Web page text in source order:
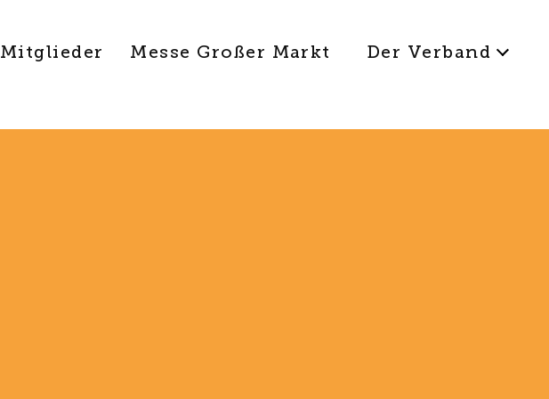
Mitglieder Messe Großer Markt Der Verband